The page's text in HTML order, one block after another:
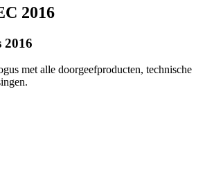
2016
2016
met alle doorgeefproducten, technische